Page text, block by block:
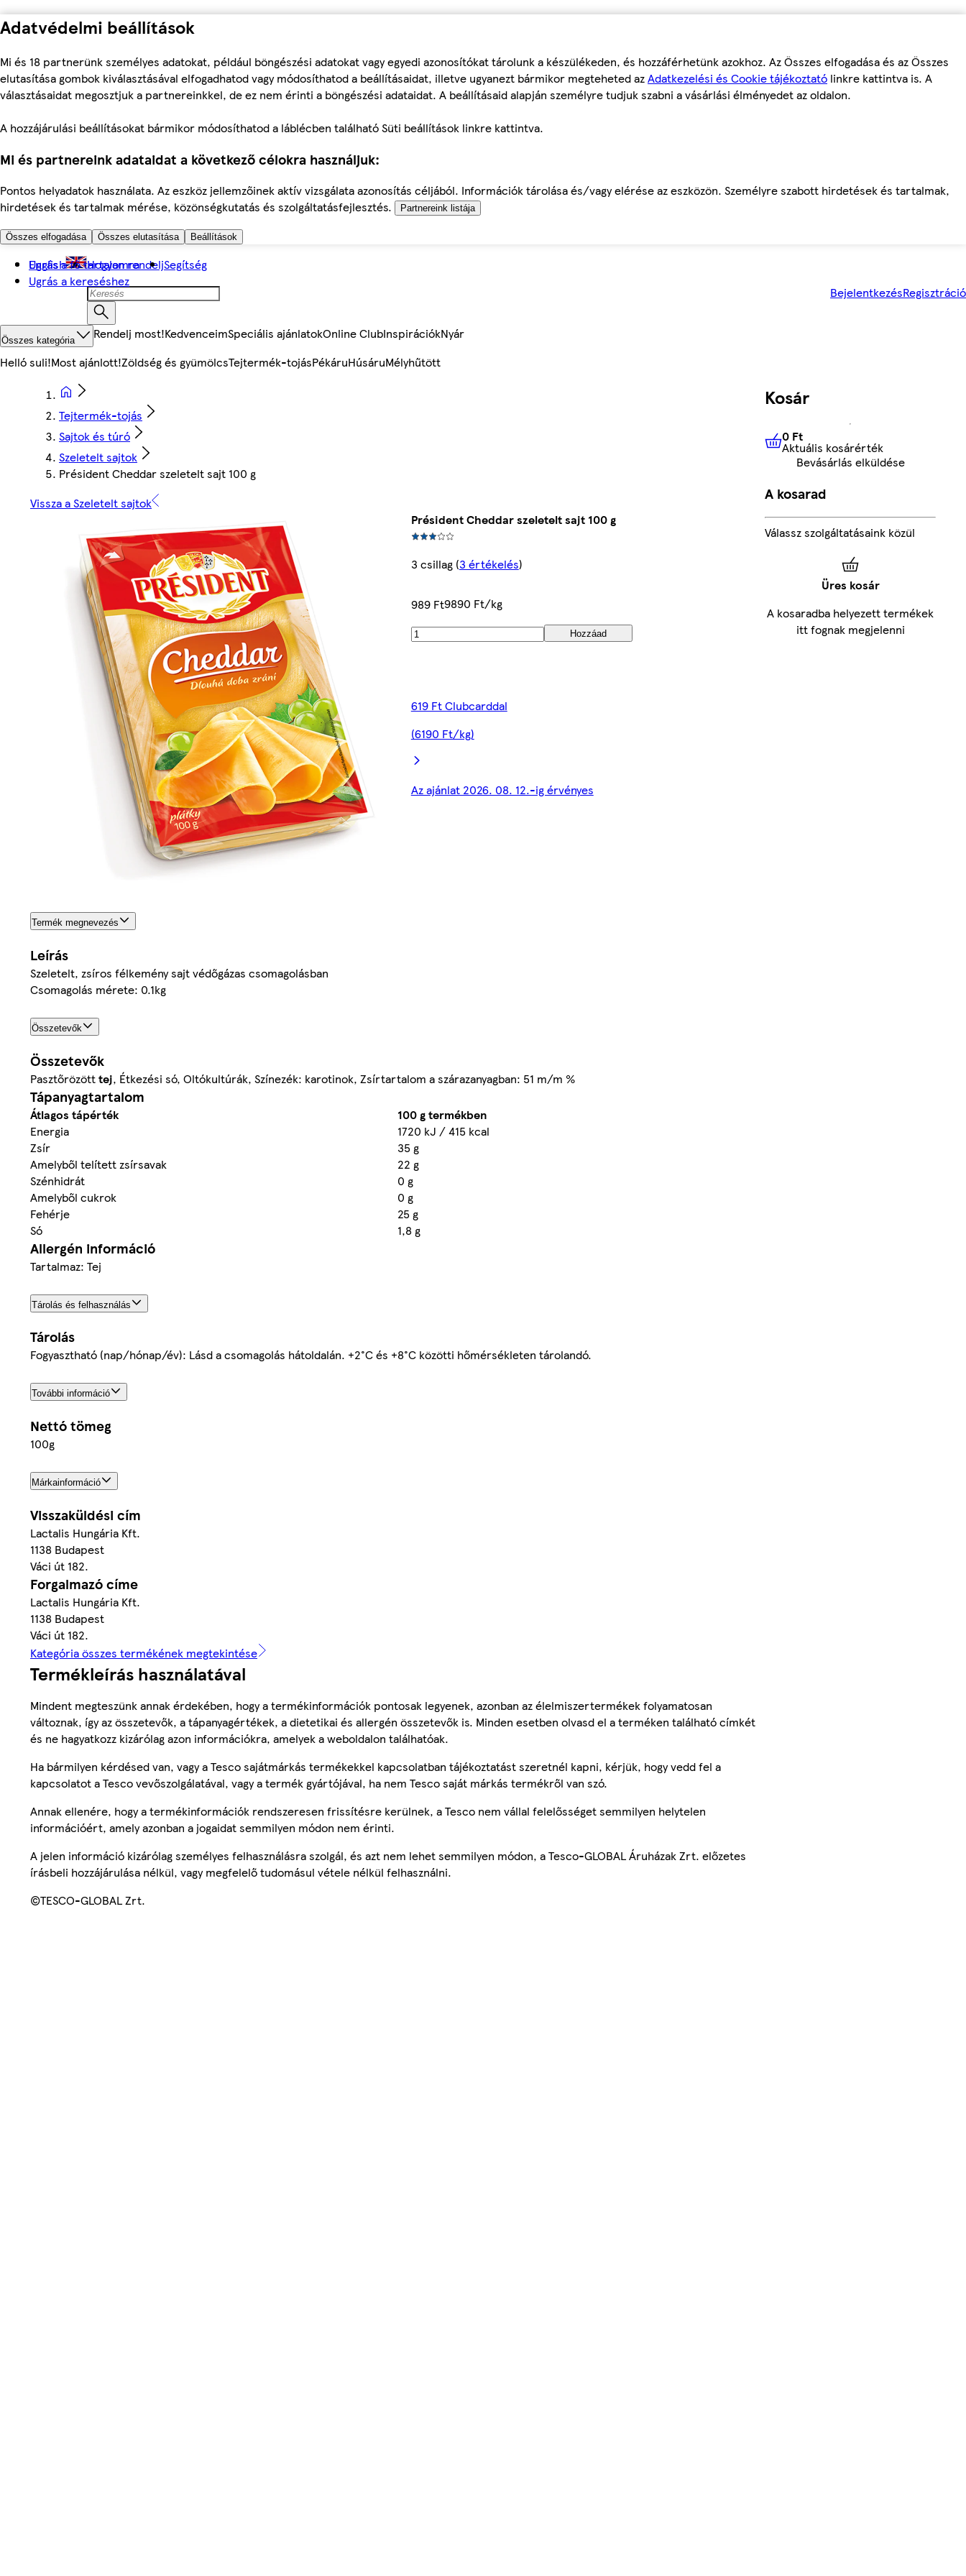
Adatvédelmi beállítások
Mi és 18 partnerünk személyes adatokat, például böngészési adatokat vagy egyedi azonosítókat tárolunk a készülékeden, és hozzáférhetünk azokhoz. Az Összes elfogadása és az Összes
elutasítása gombok kiválasztásával elfogadhatod vagy módosíthatod a beállításaidat, illetve ugyanezt bármikor megteheted azAdatkezelési és Cookie tájékoztató linkre kattintva is. A
választásaidat megosztjuk a partnereinkkel, de ez nem érinti a böngészési adataidat. A beállításaid alapján személyre tudjuk szabni a vásárlási élményedet az oldalon.
A hozzájárulási beállításokat bármikor módosíthatod a láblécben található Süti beállítások linkre kattintva.
Mi és partnereink adataidat a következő célokra használjuk:
Pontos helyadatok használata. Az eszköz jellemzőinek aktív vizsgálata azonosítás céljából. Információk tárolása és/vagy elérése az eszközön. Személyre szabott hirdetések és tartalmak,
hirdetések és tartalmak mérése, közönségkutatás és szolgáltatásfejlesztés.
Partnereink listája
Összes elfogadása Összes elutasítása Beállítások
Ugrás a fő tartalomra
Ugrás a kereséshez
English Hogyan rendeljSegítség
BejelentkezésRegisztráció
Összes kategória Rendelj most!KedvenceimSpeciális ajánlatokOnline ClubInspirációkNyár
Helló suli!Most ajánlott!Zöldség és gyümölcsTejtermék-tojásPékáruHúsáruMélyhűtött
Tejtermék-tojás
Sajtok és túró
Szeletelt sajtok
Président Cheddar szeletelt sajt 100 g
Vissza a Szeletelt sajtok
Président Cheddar szeletelt sajt 100 g
3 csillag(3 értékelés)
989 Ft9890 Ft/kg
Hozzáad
619 Ft Clubcarddal
(6190 Ft/kg)
Az ajánlat 2026. 08. 12.-ig érvényes
Termék megnevezés
Leírás
Szeletelt, zsíros félkemény sajt védőgázas csomagolásban
Csomagolás mérete: 0.1kg
Összetevők
Összetevők
Pasztőrözötttej, Étkezési só, Oltókultúrák, Színezék: karotinok, Zsírtartalom a szárazanyagban: 51 m/m %
Tápanyagtartalom
Átlagos tápérték
100 g termékben
Energia
1720 kJ / 415 kcal
Zsír
35 g
Amelyből telített zsírsavak
22 g
Szénhidrát
0 g
Amelyből cukrok
0 g
Fehérje
25 g
Só
1,8 g
Allergén információ
Tartalmaz: Tej
Tárolás és felhasználás
Tárolás
Fogyasztható (nap/hónap/év): Lásd a csomagolás hátoldalán. +2°C és +8°C közötti hőmérsékleten tárolandó.
További információ
Nettó tömeg
100g
Márkainformáció
Visszaküldési cím
Lactalis Hungária Kft.
1138 Budapest
Váci út 182.
Forgalmazó címe
Lactalis Hungária Kft.
1138 Budapest
Váci út 182.
Kategória összes termékének megtekintése
Termékleírás használatával
Mindent megteszünk annak érdekében, hogy a termékinformációk pontosak legyenek, azonban az élelmiszertermékek folyamatosan
változnak, így az összetevők, a tápanyagértékek, a dietetikai és allergén összetevők is. Minden esetben olvasd el a terméken található címkét
és ne hagyatkozz kizárólag azon információkra, amelyek a weboldalon találhatóak.
Ha bármilyen kérdésed van, vagy a Tesco sajátmárkás termékekkel kapcsolatban tájékoztatást szeretnél kapni, kérjük, hogy vedd fel a
kapcsolatot a Tesco vevőszolgálatával, vagy a termék gyártójával, ha nem Tesco saját márkás termékről van szó.
Annak ellenére, hogy a termékinformációk rendszeresen frissítésre kerülnek, a Tesco nem vállal felelősséget semmilyen helytelen
információért, amely azonban a jogaidat semmilyen módon nem érinti.
A jelen információ kizárólag személyes felhasználásra szolgál, és azt nem lehet semmilyen módon, a Tesco-GLOBAL Áruházak Zrt. előzetes
írásbeli hozzájárulása nélkül, vagy megfelelő tudomásul vétele nélkül felhasználni.
©TESCO-GLOBAL Zrt.
Kosár
0 FtAktuális kosárérték
0 Ft
Aktuális kosárérték
Bevásárlás elküldése
A kosarad
Válassz szolgáltatásaink közül
Üres kosár
A kosaradba helyezett termékek
itt fognak megjelenni